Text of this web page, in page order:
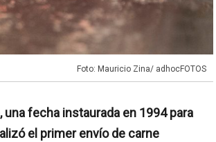
Foto: Mauricio Zina/ adhocFOTOS
una fecha instaurada en 1994 para
el primer envío de carne